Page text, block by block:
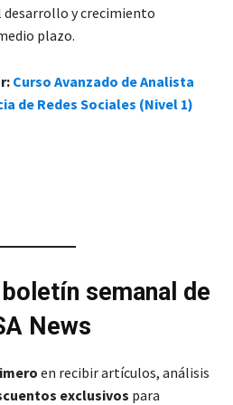
desarrollo y crecimiento
plazo.
Curso Avanzado de Analista
de Redes Sociales (Nivel 1)
semanal de
News
en recibir artículos, análisis
exclusivos para